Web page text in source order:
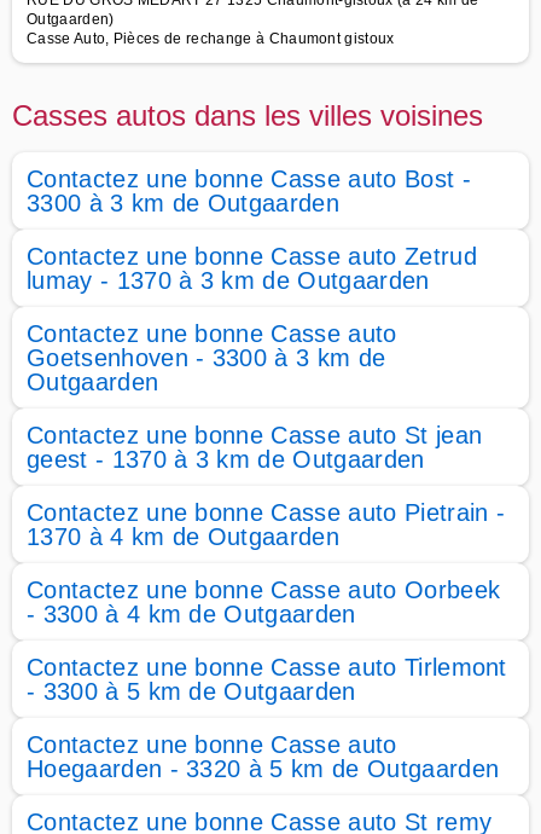
Outgaarden)
Casse Auto, Pièces de rechange à Chaumont gistoux
Casses autos dans les villes voisines
Contactez une bonne Casse auto Bost -
3300 à 3 km de Outgaarden
Contactez une bonne Casse auto Zetrud
lumay - 1370 à 3 km de Outgaarden
Contactez une bonne Casse auto
Goetsenhoven - 3300 à 3 km de
Outgaarden
Contactez une bonne Casse auto St jean
geest - 1370 à 3 km de Outgaarden
Contactez une bonne Casse auto Pietrain -
1370 à 4 km de Outgaarden
Contactez une bonne Casse auto Oorbeek
- 3300 à 4 km de Outgaarden
Contactez une bonne Casse auto Tirlemont
- 3300 à 5 km de Outgaarden
Contactez une bonne Casse auto
Hoegaarden - 3320 à 5 km de Outgaarden
Contactez une bonne Casse auto St remy